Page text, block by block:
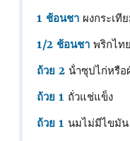
1 ช้อนชา ผงกระเที
1/2 ช้อนชา พริกไท
ถ้วย 2 น้ําซุปไก่หรือ
ถ้วย 1 ถั่วแช่แข็ง
ถ้วย 1 นมไม่มีไขมัน